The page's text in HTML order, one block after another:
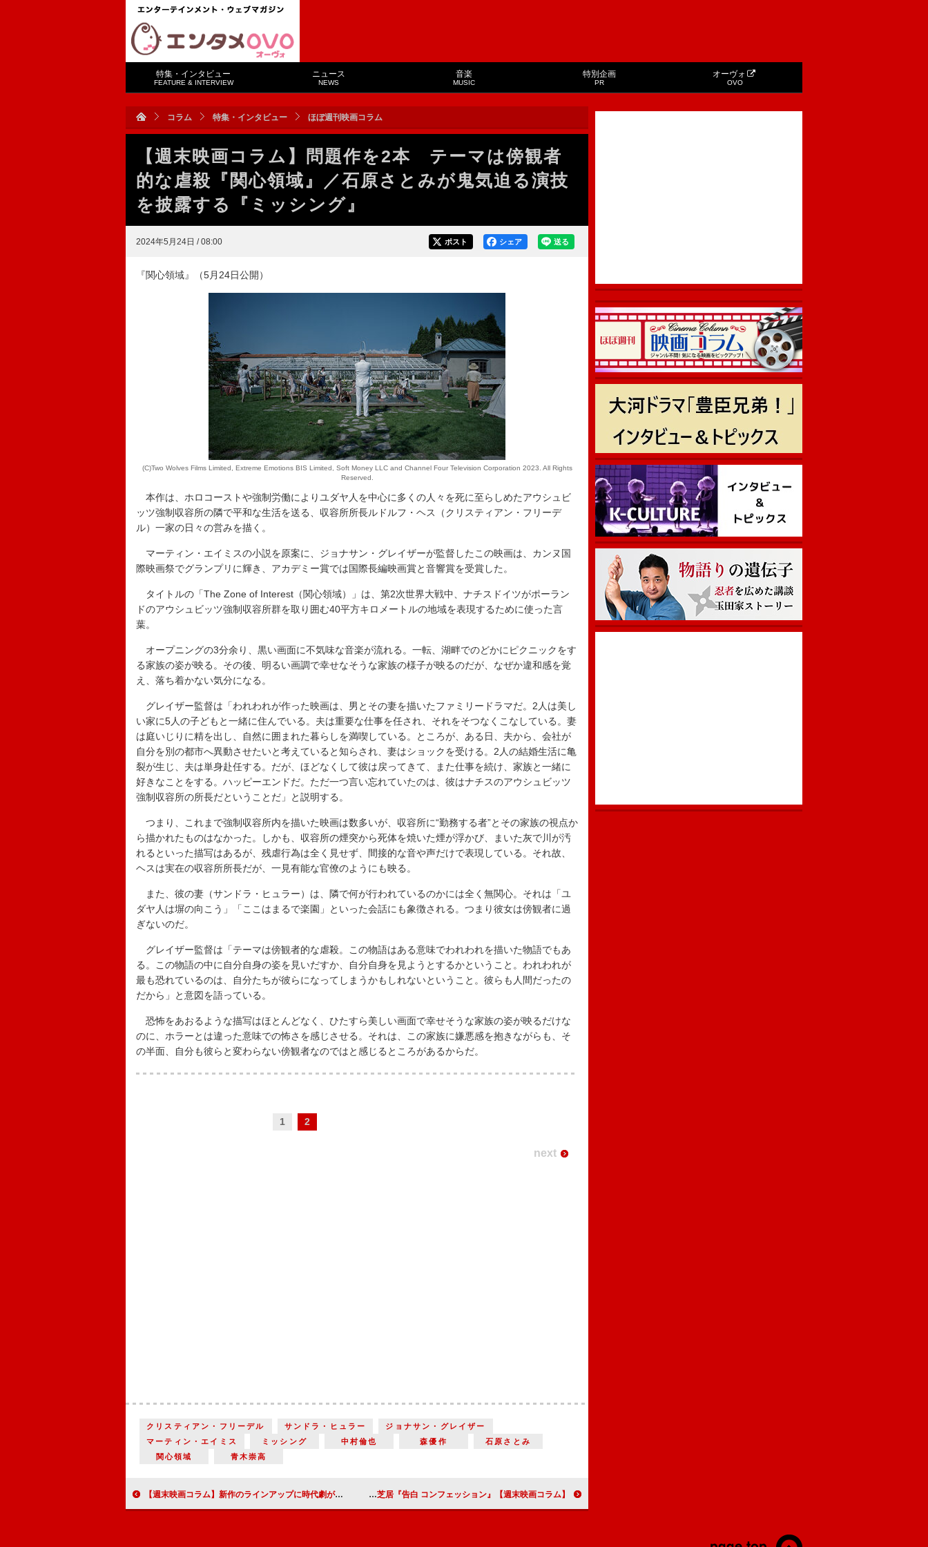
特集・インタビュー
FEATURE & INTERVIEW
ニュース
NEWS
音楽
MUSIC
特別企画
PR
オーヴォ
OVO
コラム 特集・インタビュー ほぼ週刊映画コラム
【週末映画コラム】問題作を2本 テーマは傍観者
的な虐殺『関心領域』／石原さとみが鬼気迫る演技
を披露する『ミッシング』
2024年5月24日 / 08:00 送る
シェア
ポスト
『関心領域』（5月24日公開）
(C)Two Wolves Films Limited, Extreme Emotions BIS Limited, Soft Money LLC and Channel Four Television Corporation 2023. All Rights
Reserved.
本作は、ホロコーストや強制労働によりユダヤ人を中心に多くの人々を死に至らしめたアウシュビ
ッツ強制収容所の隣で平和な生活を送る、収容所所長ルドルフ・ヘス（クリスティアン・フリーデ
ル）一家の日々の営みを描く。
マーティン・エイミスの小説を原案に、ジョナサン・グレイザーが監督したこの映画は、カンヌ国
際映画祭でグランプリに輝き、アカデミー賞では国際長編映画賞と音響賞を受賞した。
タイトルの「The Zone of Interest（関心領域）」は、第2次世界大戦中、ナチスドイツがポーラン
ドのアウシュビッツ強制収容所群を取り囲む40平方キロメートルの地域を表現するために使った言
葉。
オープニングの3分余り、黒い画面に不気味な音楽が流れる。一転、湖畔でのどかにピクニックをす
る家族の姿が映る。その後、明るい画調で幸せなそうな家族の様子が映るのだが、なぜか違和感を覚
え、落ち着かない気分になる。
グレイザー監督は「われわれが作った映画は、男とその妻を描いたファミリードラマだ。2人は美し
い家に5人の子どもと一緒に住んでいる。夫は重要な仕事を任され、それをそつなくこなしている。妻
は庭いじりに精を出し、自然に囲まれた暮らしを満喫している。ところが、ある日、夫から、会社が
自分を別の都市へ異動させたいと考えていると知らされ、妻はショックを受ける。2人の結婚生活に亀
裂が生じ、夫は単身赴任する。だが、ほどなくして彼は戻ってきて、また仕事を続け、家族と一緒に
好きなことをする。ハッピーエンドだ。ただ一つ言い忘れていたのは、彼はナチスのアウシュビッツ
強制収容所の所長だということだ」と説明する。
つまり、これまで強制収容所内を描いた映画は数多いが、収容所に“勤務する者”とその家族の視点か
ら描かれたものはなかった。しかも、収容所の煙突から死体を焼いた煙が浮かび、まいた灰で川が汚
れるといった描写はあるが、残虐行為は全く見せず、間接的な音や声だけで表現している。それ故、
ヘスは実在の収容所所長だが、一見有能な官僚のようにも映る。
また、彼の妻（サンドラ・ヒュラー）は、隣で何が行われているのかには全く無関心。それは「ユ
ダヤ人は塀の向こう」「ここはまるで楽園」といった会話にも象徴される。つまり彼女は傍観者に過
ぎないのだ。
グレイザー監督は「テーマは傍観者的な虐殺。この物語はある意味でわれわれを描いた物語でもあ
る。この物語の中に自分自身の姿を見いだすか、自分自身を見ようとするかということ。われわれが
最も恐れているのは、自分たちが彼らになってしまうかもしれないということ。彼らも人間だったの
だから」と意図を語っている。
恐怖をあおるような描写はほとんどなく、ひたすら美しい画面で幸せそうな家族の姿が映るだけな
のに、ホラーとは違った意味での怖さを感じさせる。それは、この家族に嫌悪感を抱きながらも、そ
の半面、自分も彼らと変わらない傍観者なのではと感じるところがあるからだ。
1 2
next
クリスティアン・フリーデル サンドラ・ヒュラー
ジョナサン・グレイザー
マーティン・エイミス
ミッシング 中村倫也 森優作
石原さとみ
関心領域
青木崇高
【週末映画コラム】新作のラインアップに時代劇が並ぶ喜び『碁盤斬り』／『鬼平犯科帳 血闘』 【週末映画コラム】まさに体感する映画『マッドマックス フュリオサ』／ワンシチュエーションの二人芝居『告白 コンフェッション』